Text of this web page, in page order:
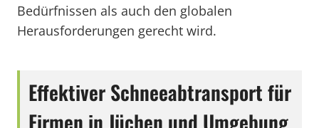
Bedürfnissen als auch den globalen
Herausforderungen gerecht wird.
Effektiver Schneeabtransport für
Firmen in Jüchen und Umgebung